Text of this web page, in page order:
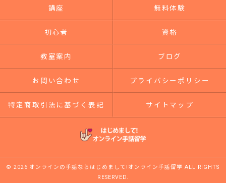
講座 無料体験
初心者 資格
教室案内 ブログ
お問い合わせ プライバシーポリシー
特定商取引法に基づく表記 サイトマップ
© 2026 オンラインの手話ならはじめまして!オンライン手話留学 ALL RIGHTS
RESERVED.